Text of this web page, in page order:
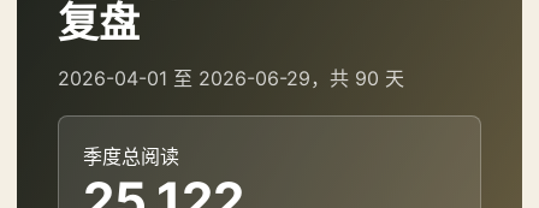
复盘
2026-04-01 至 2026-06-29，共 90 天
季度总阅读